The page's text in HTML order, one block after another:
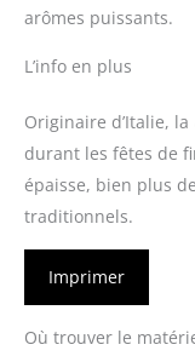
arômes puissants.
L’info en plus
Originaire d’Italie, la
durant les fêtes de
épaisse, bien plus
traditionnels.
Imprimer
Où trouver le